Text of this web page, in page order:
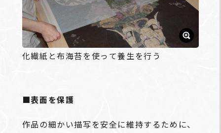
化繊紙と布海苔を使って養生を行う
■表面を保護
作品の細かい描写を安全に維持するために、